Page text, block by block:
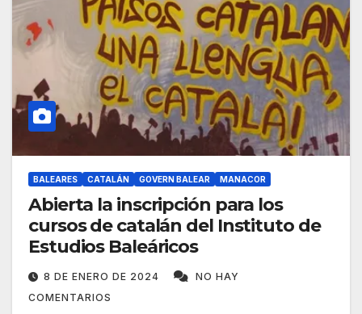
BALEARES CATALÁN GOVERN BALEAR MANACOR
Abierta la inscripción para los
cursos de catalán del Instituto de
Estudios Baleáricos
8 DE ENERO DE 2024
NO HAY
COMENTARIOS